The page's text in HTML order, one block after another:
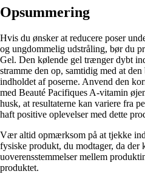
Opsummering
Hvis du ønsker at reducere poser
og ungdommelig udstråling, bør du
Gel. Den kølende gel trænger dybt
stramme den op, samtidig med at
indholdet af poserne. Anvend den
med Beauté Pacifiques A-vitamin
husk, at resultaterne kan variere fra
haft positive oplevelser med dette
Vær altid opmærksom på at tjekke
fysiske produkt, du modtager, da der
uoverensstemmelser mellem
produktet.